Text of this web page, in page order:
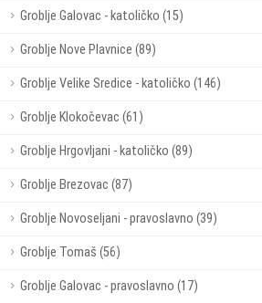
Groblje Galovac - katoličko (15)
Groblje Nove Plavnice (89)
Groblje Velike Sredice - katoličko (146)
Groblje Klokočevac (61)
Groblje Hrgovljani - katoličko (89)
Groblje Brezovac (87)
Groblje Novoseljani - pravoslavno (39)
Groblje Tomaš (56)
Groblje Galovac - pravoslavno (17)